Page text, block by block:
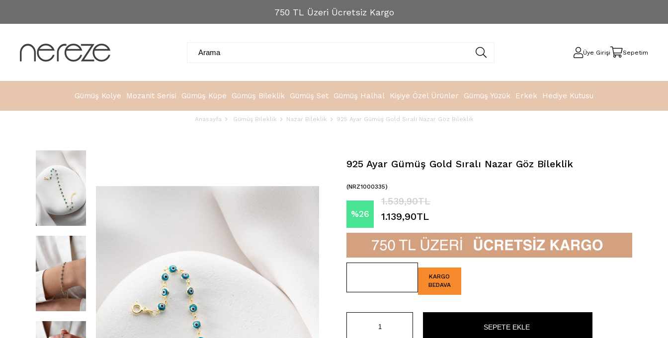
750 TL Üzeri Ücretsiz Kargo
Üye Girişi Sepetim
Gümüş Kolye Mozanit Serisi Gümüş Küpe Gümüş Bileklik Gümüş Set Gümüş Halhal Kişiye Özel Ürünler Gümüş Yüzük Erkek Hediye Kutusu
Anasayfa Gümüş Bileklik Nazar Bileklik 925 Ayar Gümüş Gold Sıralı Nazar Göz Bileklik
925 Ayar Gümüş Gold Sıralı Nazar Göz Bileklik
(NRZ1000335)
%26
İndirim
1.539,90TL
1.139,90TL
KARGO
BEDAVA